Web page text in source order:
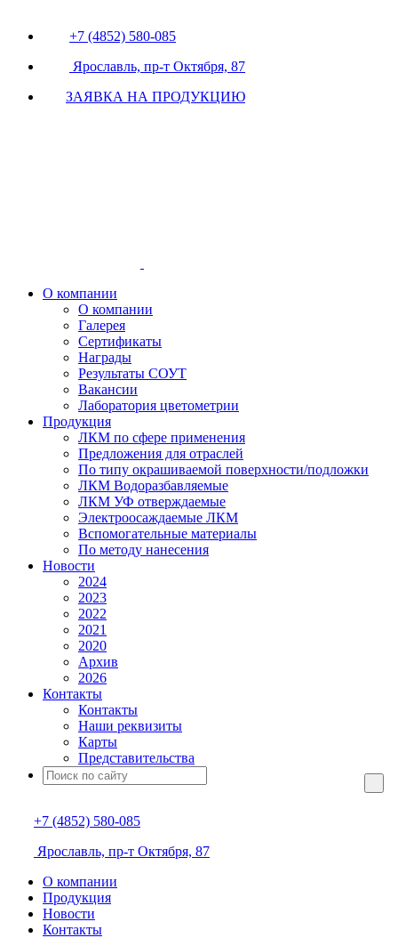
+7 (4852) 580-085
Ярославль, пр-т Октября, 87
ЗАЯВКА НА ПРОДУКЦИЮ
О компании
О компании
Галерея
Сертификаты
Награды
Результаты СОУТ
Вакансии
Лаборатория цветометрии
Продукция
ЛКМ по сфере применения
Предложения для отраслей
По типу окрашиваемой поверхности/подложки
ЛКМ Водоразбавляемые
ЛКМ УФ отверждаемые
Электроосаждаемые ЛКМ
Вспомогательные материалы
По методу нанесения
Новости
2024
2023
2022
2021
2020
Архив
2026
Контакты
Контакты
Наши реквизиты
Карты
Представительства
+7 (4852) 580-085
Ярославль, пр-т Октября, 87
О компании
Продукция
Новости
Контакты